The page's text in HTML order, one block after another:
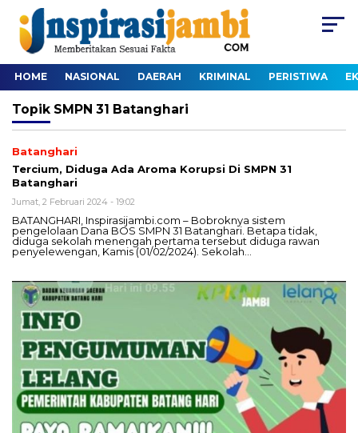
HOME NASIONAL DAERAH KRIMINAL PERISTIWA
Topik SMPN 31 Batanghari
Batanghari
Tercium, Diduga Ada Aroma Korupsi Di SMPN 31
Batanghari
Jumat, 2 Februari 2024 - 19:02
BATANGHARI, Inspirasijambi.com – Bobroknya sistem
pengelolaan Dana BOS SMPN 31 Batanghari. Betapa tidak,
diduga sekolah menengah pertama tersebut diduga rawan
penyelewengan, Kamis (01/02/2024). Sekolah…